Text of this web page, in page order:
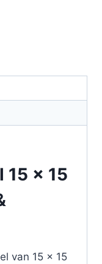
15 x 15
van 15 x 15